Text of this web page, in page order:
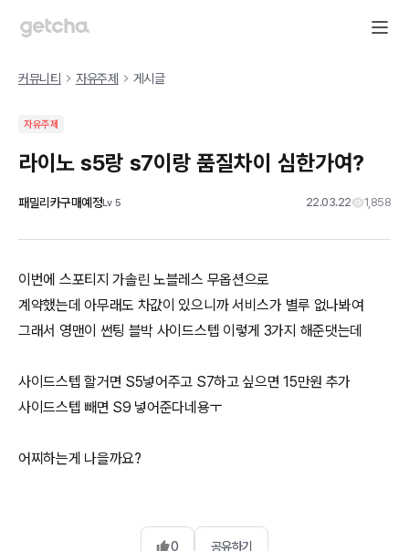
커뮤니티 자유주제 게시글
자유주제
라이노 s5랑 s7이랑 품질차이 심한가여?
패밀리카구매예정Lv 5 22.03.22 1,858
이번에 스포티지 가솔린 노블레스 무옵션으로
계약했는데 아무래도 차값이 있으니까 서비스가 별루 없나봐여
그래서 영맨이 썬팅 블박 사이드스텝 이렇게 3가지 해준댓는데
사이드스텝 할거면 S5넣어주고 S7하고 싶으면 15만원 추가
사이드스텝 빼면 S9 넣어준다네용ㅜ
어찌하는게 나을까요?
0 공유하기